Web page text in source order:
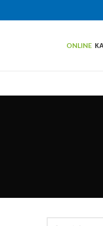
ONLINE